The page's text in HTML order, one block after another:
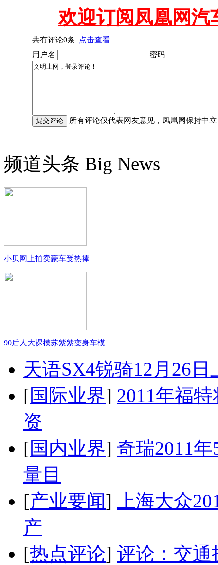
欢迎订阅凤凰网汽
共有评论0条
点击查看
用户名
密码
所有评论仅代表网友意见，凤凰网保持中
频道头条 Big News
小贝网上拍卖豪车受热捧
90后人大裸模苏紫紫变身车模
天语SX4锐骑12月26
[国际业界] 2011年福
资
[国内业界] 奇瑞2011
量目
[产业要闻]
上海大众
产
[热点评论] 评论：交通